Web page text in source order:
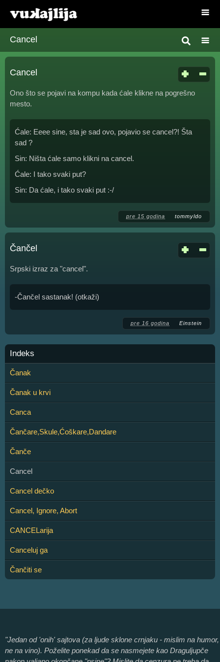
Cancel
Cancel
Ono što se pojavi na kompu kada ćale klikne na pogrešno
mesto.
Ćale: Eeee sine, sta je sad ovo, pojavio se cancel?! Šta
sad ?
Sin: Ništa ćale samo klikni na cancel.
Ćale: I tako svaki put?
Sin: Da ćale, i tako svaki put :-/
pre 15 godina tommyldo
Čančel
Srpski izraz za "cancel".
-Čančel sastanak! (otkaži)
pre 16 godina Einstein
Indeks
Čanak
Čanak u krvi
Canca
Čančare,Skule,Ćoškare,Dandare
Čanče
Cancel
Cancel dečko
Cancel, Ignore, Abort
CANCELarija
Canceluj ga
Čančiti se
"Jedan od 'onih' sajtova (za ljude sklone crnjaku - mislim na humor,
ne na vino). Poželite ponekad da se nasmejete kao Draguljupče